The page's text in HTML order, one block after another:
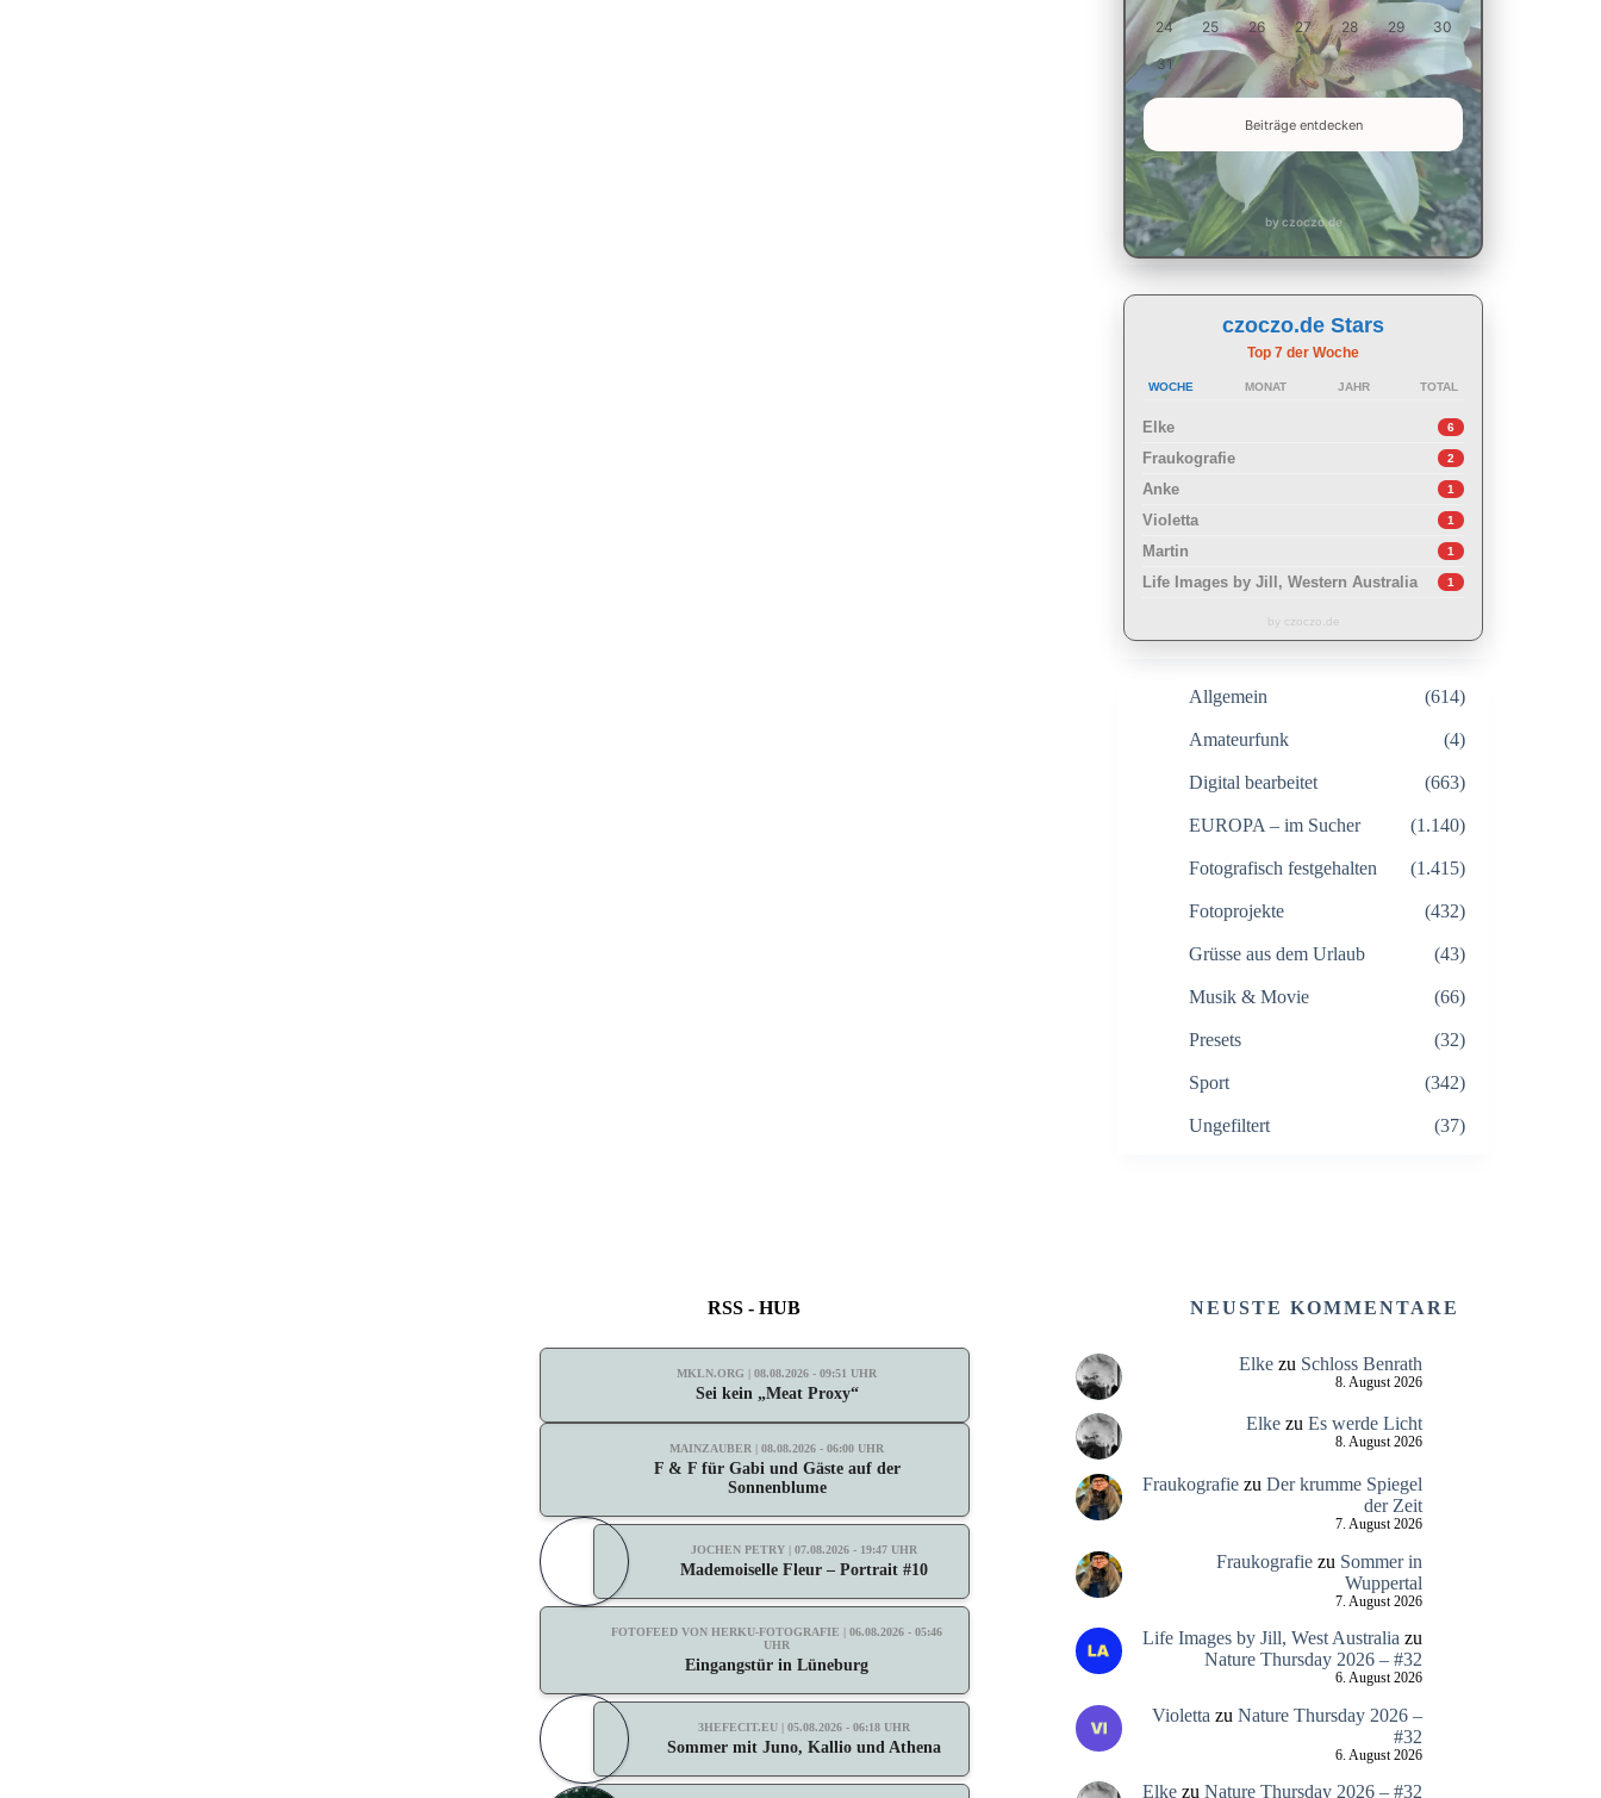
24 25 26 27 28 29 30
31
Beiträge entdecken
by czoczo.de
czoczo.de Stars
Top 7 der Woche
WOCHE MONAT JAHR TOTAL
Elke 6
Fraukografie 2
Anke 1
Violetta 1
Martin 1
Life Images by Jill, Western Australia 1
by czoczo.de
Allgemein (614)
Amateurfunk (4)
Digital bearbeitet (663)
EUROPA – im Sucher (1.140)
Fotografisch festgehalten (1.415)
Fotoprojekte (432)
Grüsse aus dem Urlaub (43)
Musik & Movie (66)
Presets (32)
Sport (342)
Ungefiltert (37)
RSS - HUB
MKLN.ORG | 08.08.2026 - 09:51 UHR
Sei kein „Meat Proxy“
MAINZAUBER | 08.08.2026 - 06:00 UHR
F & F für Gabi und Gäste auf der
Sonnenblume
JOCHEN PETRY | 07.08.2026 - 19:47 UHR
Mademoiselle Fleur – Portrait #10
FOTOFEED VON HERKU-FOTOGRAFIE | 06.08.2026 - 05:46
UHR
Eingangstür in Lüneburg
3HEFECIT.EU | 05.08.2026 - 06:18 UHR
Sommer mit Juno, Kallio und Athena
NEUSTE KOMMENTARE
Elkezu Schloss Benrath
8. August 2026
Elkezu Es werde Licht
8. August 2026
Fraukografiezu Der krumme Spiegel
der Zeit
7. August 2026
Fraukografiezu Sommer in
Wuppertal
7. August 2026
Life Images by Jill, West Australia zu
Nature Thursday 2026 – #32
6. August 2026
Violetta zu Nature Thursday 2026 –
#32
6. August 2026
Elkezu Nature Thursday 2026 – #32